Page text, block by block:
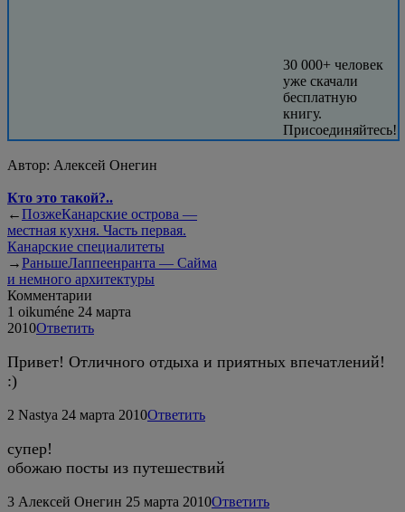
30 000+ человек
уже скачали
бесплатную
книгу.
Присоединяйтесь!
Автор: Алексей Онегин
Кто это такой?..
←ПозжеКанарские острова —
местная кухня. Часть первая.
Канарские специалитеты
→РаньшеЛаппеенранта — Сайма
и немного архитектуры
Комментарии
1 oikuméne 24 марта
2010Ответить
Привет! Отличного отдыха и приятных впечатлений!
:)
2 Nastya 24 марта 2010Ответить
супер!
обожаю посты из путешествий
3 Алексей Онегин 25 марта 2010Ответить